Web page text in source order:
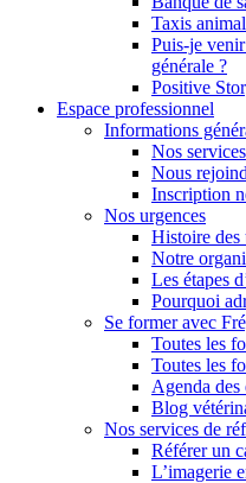
Taxis
Puis-je
générale ?
Positive
Espace professionnel
Informations
Nos services
Nous
Inscription
Nos urgences
Histoire des
Notre
Les étapes
Pourquoi
Se former avec
Toutes les
Toutes les
Agenda des
Blog
Nos services de
Référer un
L’imagerie